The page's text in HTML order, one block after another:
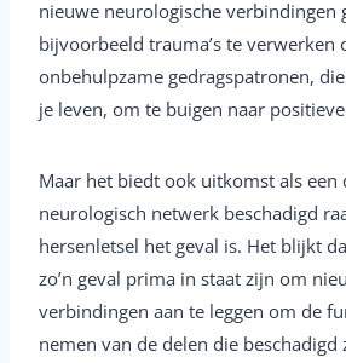
nieuwe neurologische verbindingen
bijvoorbeeld trauma’s te verwerken
onbehulpzame gedragspatronen,
je leven, om te buigen naar
Maar het biedt ook uitkomst als een
neurologisch netwerk beschadigd
hersenletsel het geval is. Het blijkt
zo’n geval prima in staat zijn om
verbindingen aan te leggen om de
nemen van de delen die beschadigd